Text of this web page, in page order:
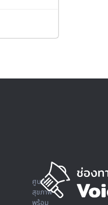
ศูนย์
สุขภาพ
พร้อม